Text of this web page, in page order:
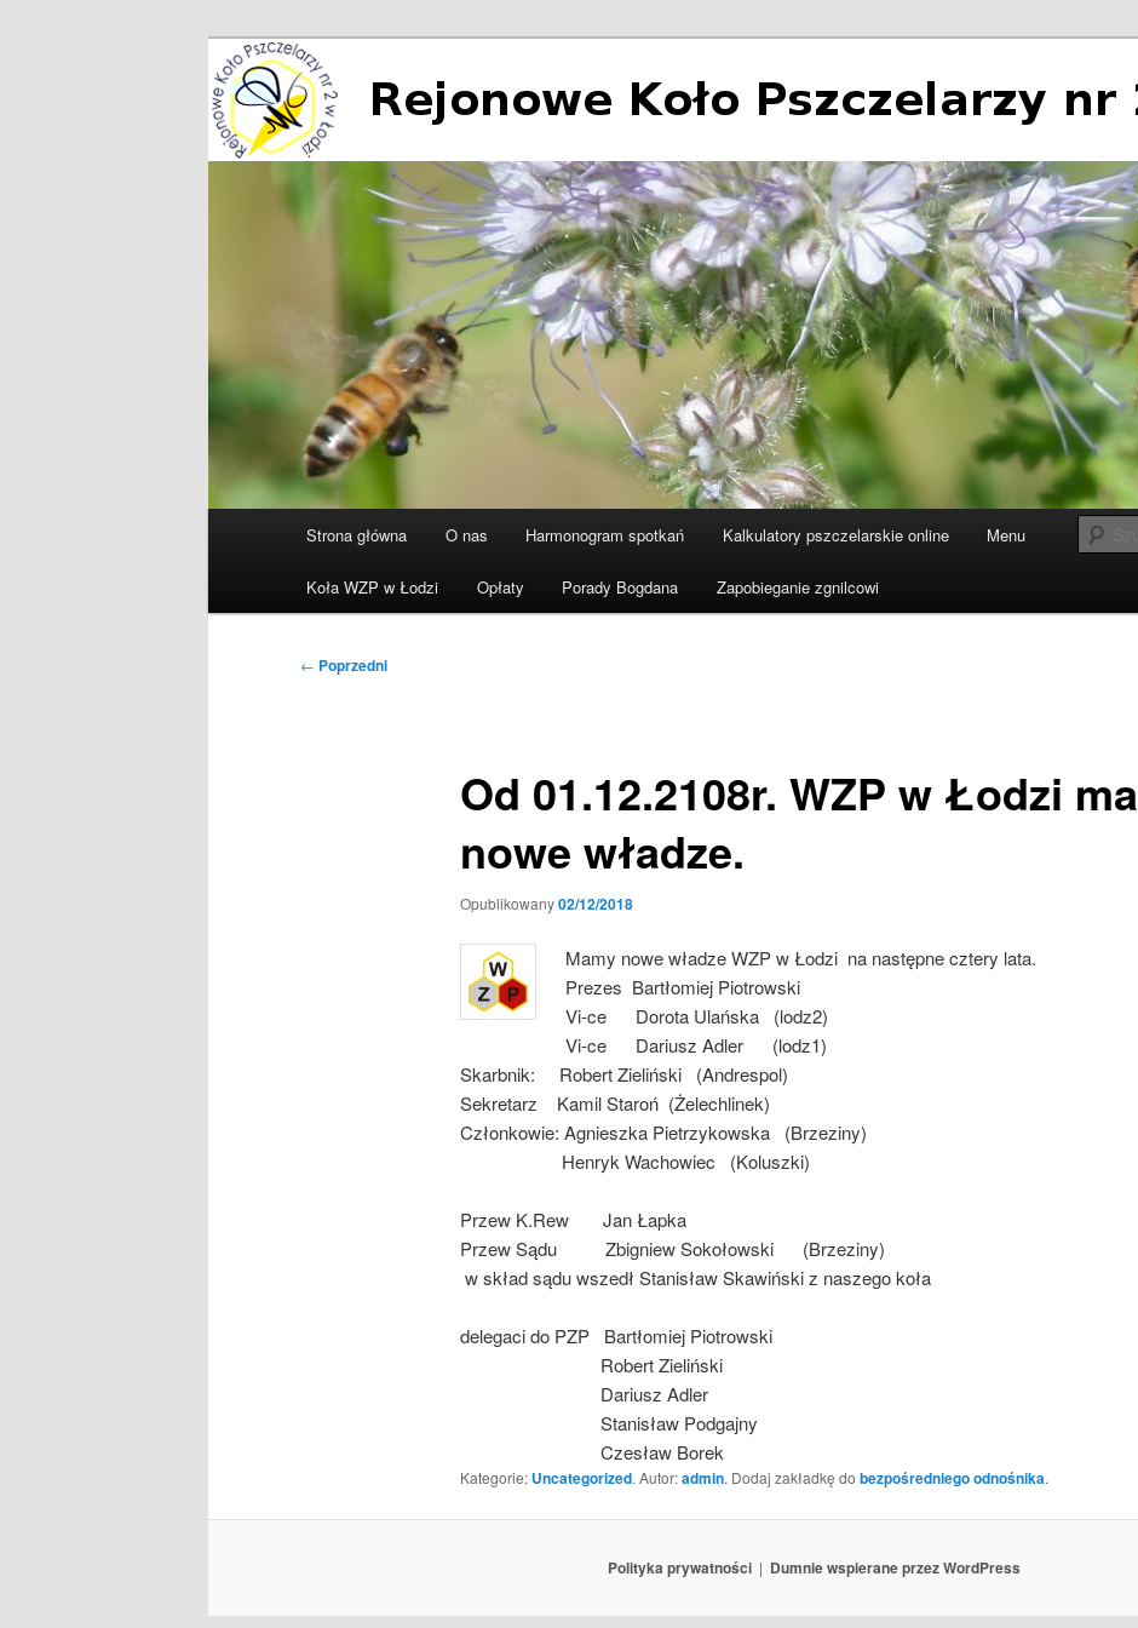
Rejonowe Koło Pszczelarzy nr 2 w Łodzi
Strona główna O nas Harmonogram spotkań Kalkulatory pszczelarskie online Menu
Koła WZP w Łodzi Opłaty Porady Bogdana Zapobieganie zgnilcowi
Nawigacja
← Poprzedni
Od 01.12.2108r. WZP w Łodzi ma
nowe władze.
Opublikowany02/12/2018
Mamy nowe władze WZP w Łodzi na następne cztery lata.
Prezes Bartłomiej Piotrowski
Vi-ce Dorota Ulańska (lodz2)
Vi-ce Dariusz Adler (lodz1)
Skarbnik: Robert Zieliński (Andrespol)
Sekretarz Kamil Staroń (Żelechlinek)
Członkowie: Agnieszka Pietrzykowska (Brzeziny)
Henryk Wachowiec (Koluszki)
Przew K.Rew Jan Łapka
Przew Sądu Zbigniew Sokołowski (Brzeziny)
w skład sądu wszedł Stanisław Skawiński z naszego koła
delegaci do PZP Bartłomiej Piotrowski
Robert Zieliński
Dariusz Adler
Stanisław Podgajny
Czesław Borek
Kategorie: Uncategorized. Autor:admin. Dodaj zakładkę do bezpośredniego odnośnika.
Polityka prywatności Dumnie wspierane przez WordPress